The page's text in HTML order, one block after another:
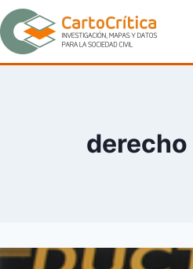
Saltar
al
contenido
derecho